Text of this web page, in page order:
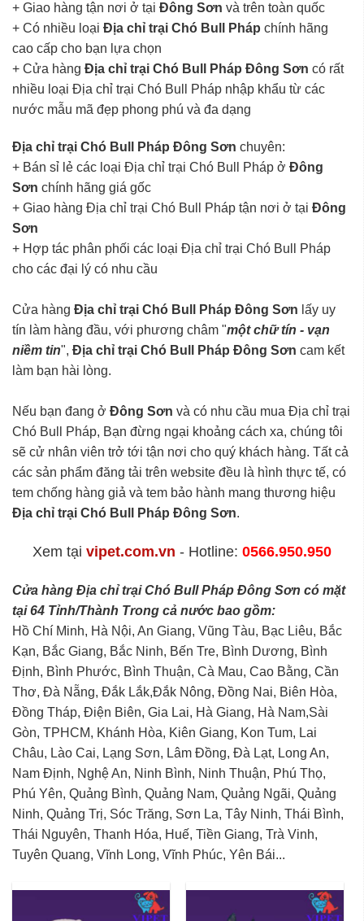
+ Giao hàng tận nơi ở tại Đông Sơn và trên toàn quốc
+ Có nhiều loại Địa chỉ trại Chó Bull Pháp chính hãng
cao cấp cho bạn lựa chọn
+ Cửa hàng Địa chỉ trại Chó Bull Pháp Đông Sơn có rất
nhiều loại Địa chỉ trại Chó Bull Pháp nhập khẩu từ các
nước mẫu mã đẹp phong phú và đa dạng
Địa chỉ trại Chó Bull Pháp Đông Sơn chuyên:
+ Bán sỉ lẻ các loại Địa chỉ trại Chó Bull Pháp ở Đông
Sơn chính hãng giá gốc
+ Giao hàng Địa chỉ trại Chó Bull Pháp tận nơi ở tại Đông
Sơn
+ Hợp tác phân phối các loại Địa chỉ trại Chó Bull Pháp
cho các đại lý có nhu cầu
Cửa hàng Địa chỉ trại Chó Bull Pháp Đông Sơn lấy uy
tín làm hàng đầu, với phương châm "một chữ tín - vạn
niềm tin", Địa chỉ trại Chó Bull Pháp Đông Sơn cam kết
làm bạn hài lòng.
Nếu bạn đang ở Đông Sơn và có nhu cầu mua Địa chỉ trại
Chó Bull Pháp, Bạn đừng ngại khoảng cách xa, chúng tôi
sẽ cử nhân viên trở tới tận nơi cho quý khách hàng. Tất cả
các sản phẩm đăng tải trên website đều là hình thực tế, có
tem chống hàng giả và tem bảo hành mang thương hiệu
Địa chỉ trại Chó Bull Pháp Đông Sơn.
Xem tại vipet.com.vn - Hotline: 0566.950.950
Cửa hàng Địa chỉ trại Chó Bull Pháp Đông Sơn có mặt
tại 64 Tỉnh/Thành Trong cả nước bao gồm:
Hồ Chí Minh, Hà Nội, An Giang, Vũng Tàu, Bạc Liêu, Bắc
Kạn, Bắc Giang, Bắc Ninh, Bến Tre, Bình Dương, Bình
Định, Bình Phước, Bình Thuận, Cà Mau, Cao Bằng, Cần
Thơ, Đà Nẵng, Đắk Lắk,Đắk Nông, Đồng Nai, Biên Hòa,
Đồng Tháp, Điện Biên, Gia Lai, Hà Giang, Hà Nam,Sài
Gòn, TPHCM, Khánh Hòa, Kiên Giang, Kon Tum, Lai
Châu, Lào Cai, Lạng Sơn, Lâm Đồng, Đà Lạt, Long An,
Nam Định, Nghệ An, Ninh Bình, Ninh Thuận, Phú Thọ,
Phú Yên, Quảng Bình, Quảng Nam, Quảng Ngãi, Quảng
Ninh, Quảng Trị, Sóc Trăng, Sơn La, Tây Ninh, Thái Bình,
Thái Nguyên, Thanh Hóa, Huế, Tiền Giang, Trà Vinh,
Tuyên Quang, Vĩnh Long, Vĩnh Phúc, Yên Bái...